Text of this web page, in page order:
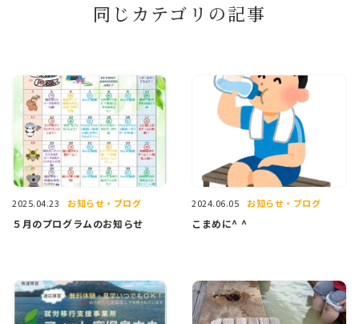
同じカテゴリの記事
2025.04.23 お知らせ・ブログ
５月のプログラムのお知らせ
2024.06.05 お知らせ・ブログ
こまめに^ ^